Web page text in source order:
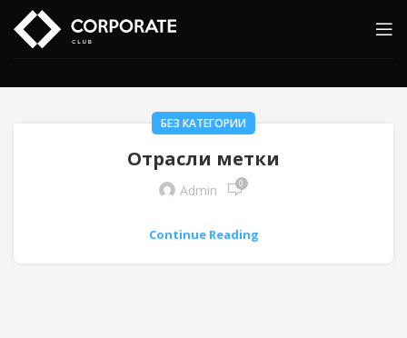
БЕЗ КАТЕГОРИИ
Отрасли метки
Admin 0
Continue Reading